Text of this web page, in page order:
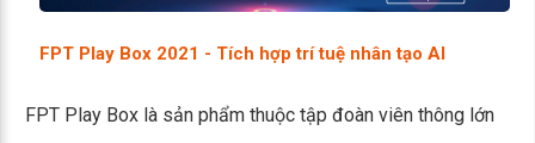
FPT Play Box 2021 - Tích hợp trí tuệ nhân tạo AI
FPT Play Box là sản phẩm thuộc tập đoàn viên thông lớn